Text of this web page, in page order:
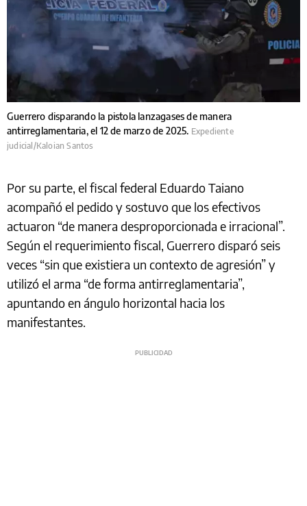
Guerrero disparando la pistola lanzagases de manera
antirreglamentaria, el 12 de marzo de 2025. Expediente
judicial/Kaloian Santos
Por su parte, el fiscal federal Eduardo Taiano
acompañó el pedido y sostuvo que los efectivos
actuaron “de manera desproporcionada e irracional”.
Según el requerimiento fiscal, Guerrero disparó seis
veces “sin que existiera un contexto de agresión” y
utilizó el arma “de forma antirreglamentaria”,
apuntando en ángulo horizontal hacia los
manifestantes.